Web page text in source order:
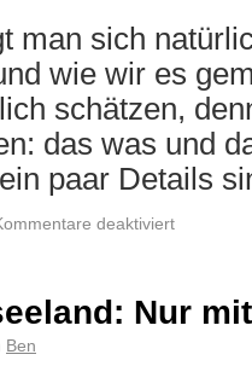
man sich
wie wir es
schätzen,
das was und
paar Details
deaktiviert
Nur
Ben